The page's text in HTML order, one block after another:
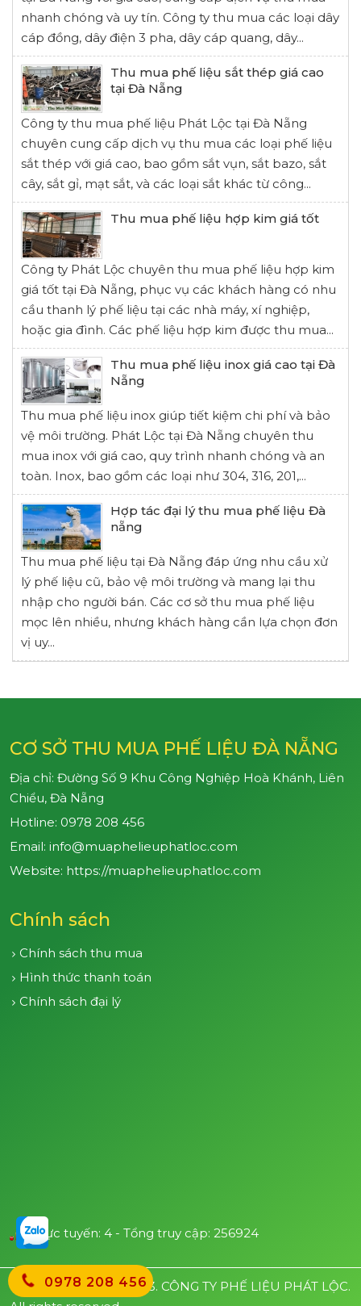
nhanh chóng và uy tín. Công ty thu mua các loại dây
cáp đồng, dây điện 3 pha, dây cáp quang, dây...
Thu mua phế liệu sắt thép giá cao
tại Đà Nẵng
Công ty thu mua phế liệu Phát Lộc tại Đà Nẵng
chuyên cung cấp dịch vụ thu mua các loại phế liệu
sắt thép với giá cao, bao gồm sắt vụn, sắt bazo, sắt
cây, sắt gỉ, mạt sắt, và các loại sắt khác từ công...
Thu mua phế liệu hợp kim giá tốt
Công ty Phát Lộc chuyên thu mua phế liệu hợp kim
giá tốt tại Đà Nẵng, phục vụ các khách hàng có nhu
cầu thanh lý phế liệu tại các nhà máy, xí nghiệp,
hoặc gia đình. Các phế liệu hợp kim được thu mua...
Thu mua phế liệu inox giá cao tại Đà
Nẵng
Thu mua phế liệu inox giúp tiết kiệm chi phí và bảo
vệ môi trường. Phát Lộc tại Đà Nẵng chuyên thu
mua inox với giá cao, quy trình nhanh chóng và an
toàn. Inox, bao gồm các loại như 304, 316, 201,...
Hợp tác đại lý thu mua phế liệu Đà
nẵng
Thu mua phế liệu tại Đà Nẵng đáp ứng nhu cầu xử
lý phế liệu cũ, bảo vệ môi trường và mang lại thu
nhập cho người bán. Các cơ sở thu mua phế liệu
mọc lên nhiều, nhưng khách hàng cần lựa chọn đơn
vị uy...
CƠ SỞ THU MUA PHẾ LIỆU ĐÀ NẴNG
Địa chỉ: Đường Số 9 Khu Công Nghiệp Hoà Khánh, Liên
Chiểu, Đà Nẵng
Hotline: 0978 208 456
Email: info@muaphelieuphatloc.com
Website: https://muaphelieuphatloc.com
Chính sách
Chính sách thu mua
Hình thức thanh toán
Chính sách đại lý
Trực tuyến: 4 - Tổng truy cập: 256924
Copyright © 2015 - 2023. CÔNG TY PHẾ LIỆU PHÁT LỘC.
0978 208 456